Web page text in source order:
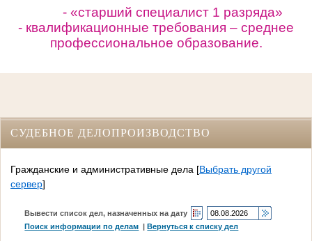
- «старший специалист 1 разряда»
- квалификационные требования – среднее
профессиональное образование.
СУДЕБНОЕ ДЕЛОПРОИЗВОДСТВО
Гражданские и административные дела [Выбрать другой
сервер]
Вывести список дел, назначенных на дату
Поиск информации по делам |Вернуться к списку дел